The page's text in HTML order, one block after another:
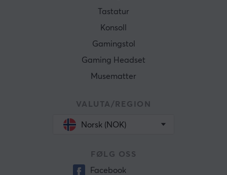
Tastatur
Konsoll
Gamingstol
Gaming Headset
Musematter
VALUTA/REGION
Norsk (NOK)
FØLG OSS
Facebook